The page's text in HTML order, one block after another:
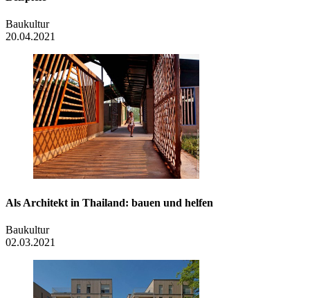
Baukultur
20.04.2021
Als Architekt in Thailand: bauen und helfen
Baukultur
02.03.2021